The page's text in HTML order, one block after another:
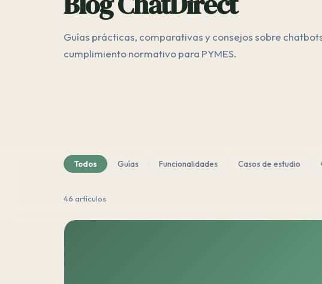
Guías prácticas, comparativas y consejos sobre chatbots
cumplimiento normativo para PYMES.
Todos Guías Funcionalidades Casos de estudio
46 artículos